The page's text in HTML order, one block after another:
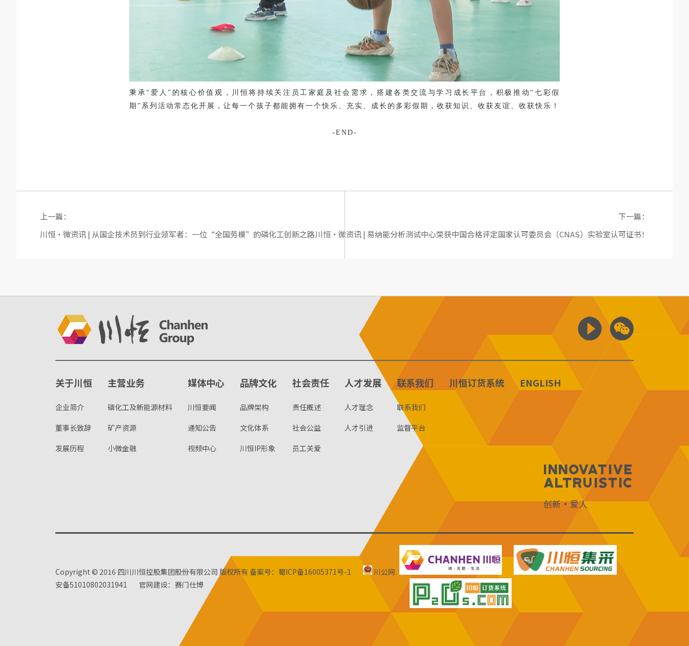
秉承“爱人”的核心价值观 ， 川恒将持续关注员工 家庭及社会 需求，搭建各类交流与学习 成长平台 ， 积极 推动“七彩假
期”系列活动常态化开展，让每一个孩子都能拥有一个快乐、充实、成长的多彩假期
， 收获知识、收获友谊、收获快乐！
-END-
上一篇：
川恒·微资讯 | 从国企技术员到行业领军者：一位“全国劳模”的磷化工创新之路
下一篇：
川恒·微资讯 | 易纳能分析测试中心荣获中国合格评定国家认可委员会（CNAS）实验室认可证书！
关于川恒
企业简介
董事长致辞
发展历程
主营业务
磷化工及新能源材料
矿产资源
小微金融
媒体中心
川恒要闻
通知公告
视频中心
品牌文化
品牌架构
文化体系
川恒IP形象
社会责任
责任概述
社会公益
员工关爱
人才发展
人才理念
人才引进
联系我们
联系我们
监督平台
川恒订货系统 ENGLISH
Innovative
Altruistic
创新·爱人
Copyright © 2016 四川川恒控股集团股份有限公司 版权所有 备案号：蜀ICP备16005371号-1
川公网
安备51010802031941
官网建设：赛门仕博